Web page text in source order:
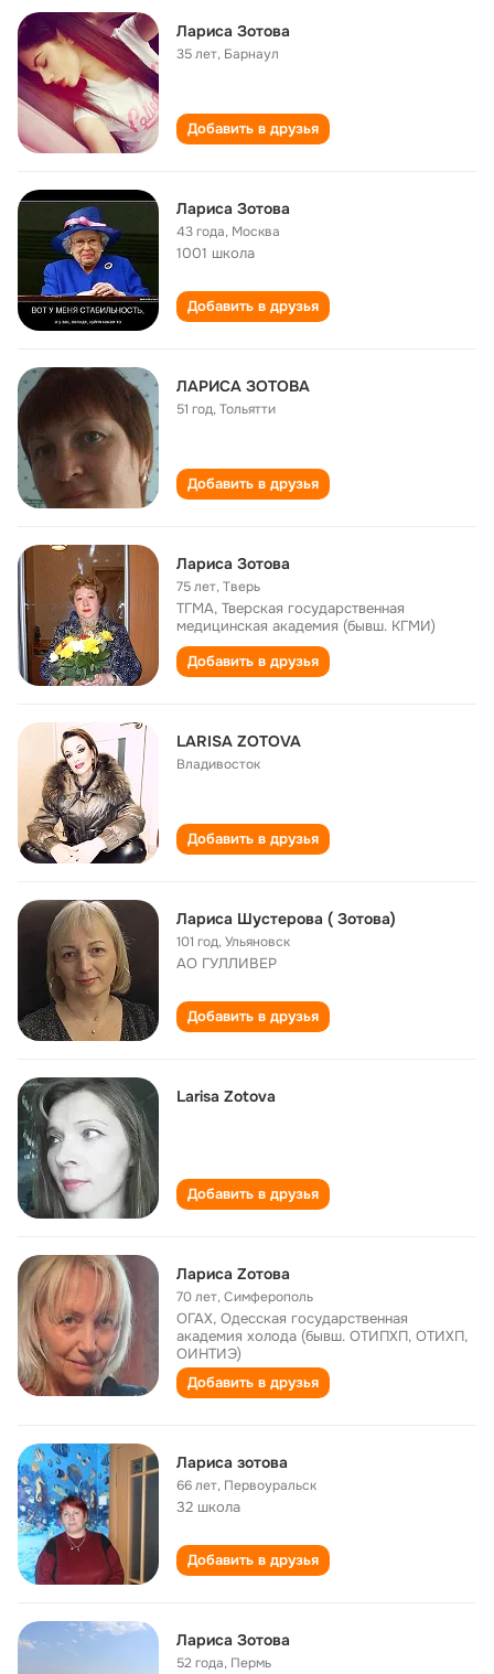
Лариса Зотова
35 лет, Барнаул
Добавить в друзья
Лариса Зотова
43 года, Москва
1001 школа
Добавить в друзья
ЛАРИСА ЗОТОВА
51 год,Тольятти
Добавить в друзья
Лариса Зотова
75 лет,Тверь
ТГМА, Тверская государственная
медицинская академия (бывш. КГМИ)
Добавить в друзья
LARISA ZOTOVA
Владивосток
Добавить в друзья
Лариса Шустерова ( Зотова)
101 год,Ульяновск
АО ГУЛЛИВЕР
Добавить в друзья
Larisa Zotova
Добавить в друзья
Лариса Zотова
70 лет,Симферополь
ОГАХ, Одесская государственная
академия холода (бывш. ОТИПХП, ОТИХП,
ОИНТИЭ)
Добавить в друзья
Лариса зотова
66 лет, Первоуральск
32 школа
Добавить в друзья
Лариса Зотова
52 года, Пермь